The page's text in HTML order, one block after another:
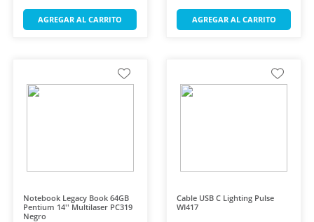
AGREGAR AL CARRITO AGREGAR AL CARRITO
Notebook Legacy Book 64GB
Pentium 14'' Multilaser PC319
Negro
Cable USB C Lighting Pulse
WI417